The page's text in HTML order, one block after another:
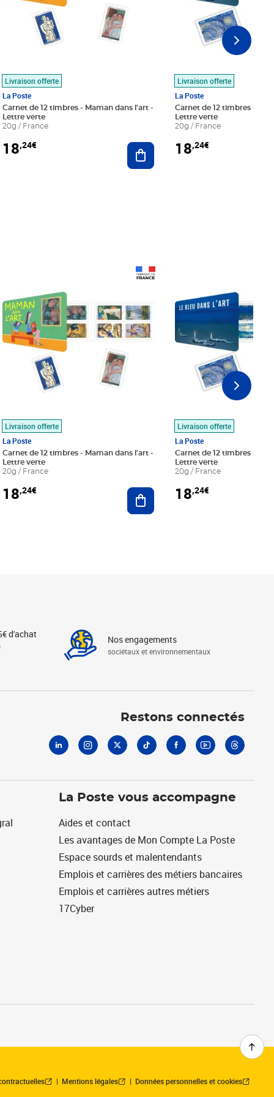
au panier
Livraison offerte
La Poste
Carnet de 12 timbres - Maman dans l'art -
Lettre verte
20g / France
18,24€ Ajouter au panier
Livraison offerte
La Poste
Carnet de 12 timbres - Le
Lettre verte
20g / France
18,24€
au panier
Livraison offerte
La Poste
Carnet de 12 timbres - Maman dans l'art -
Lettre verte
20g / France
18,24€ Ajouter au panier
Livraison offerte
La Poste
Carnet de 12 timbres - Le
Lettre verte
20g / France
18,24€
d'achat Nos engagements
sociétaux et environnementaux
Restons connectés
La Poste vous accompagne
Aides et contact
Les avantages de Mon Compte La Poste
Espace sourds et malentendants
Emplois et carrières des métiers bancaires
Emplois et carrières autres métiers
17Cyber
Mentions légales Données personnelles et cookies